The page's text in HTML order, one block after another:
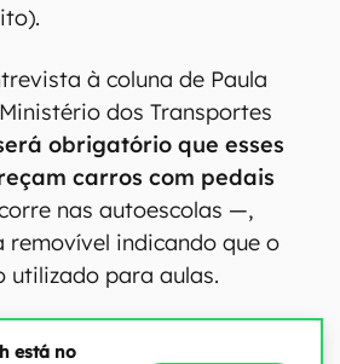
à coluna de Paula
dos Transportes
obrigatório que esses
carros com pedais
nas autoescolas —,
removível indicando que o
utilizado para aulas.
está no